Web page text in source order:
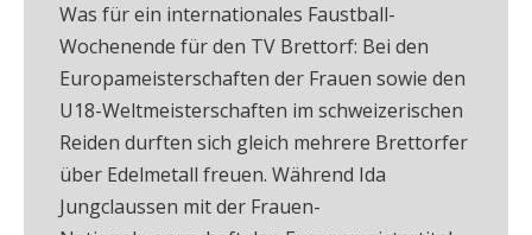
Was für ein internationales Faustball-
Wochenende für den TV Brettorf: Bei den
Europameisterschaften der Frauen sowie den
U18-Weltmeisterschaften im schweizerischen
Reiden durften sich gleich mehrere Brettorfer
über Edelmetall freuen. Während Ida
Jungclaussen mit der Frauen-